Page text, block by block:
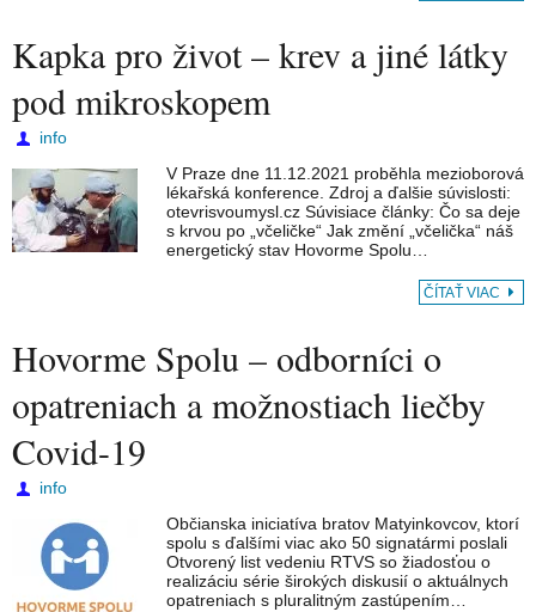
Kapka pro život – krev a jiné látky
pod mikroskopem
info
V Praze dne 11.12.2021 proběhla mezioborová
lékařská konference. Zdroj a ďalšie súvislosti:
otevrisvoumysl.cz Súvisiace články: Čo sa deje
s krvou po „včeličke“ Jak změní „včelička“ náš
energetický stav Hovorme Spolu…
ČÍTAŤ VIAC
Hovorme Spolu – odborníci o
opatreniach a možnostiach liečby
Covid-19
info
Občianska iniciatíva bratov Matyinkovcov, ktorí
spolu s ďalšími viac ako 50 signatármi poslali
Otvorený list vedeniu RTVS so žiadosťou o
realizáciu série širokých diskusií o aktuálnych
opatreniach s pluralitným zastúpením…